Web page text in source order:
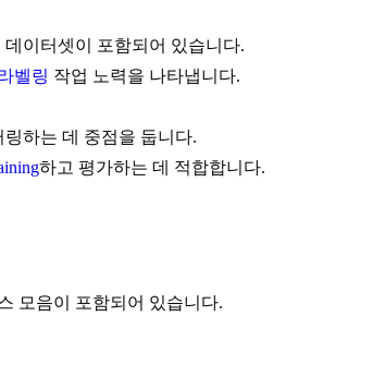
이터셋이 포함되어 있습니다.
벨링 작업 노력을 나타냅니다.
하는 데 중점을 둡니다.
하고 평가하는 데 적합합니다.
모음이 포함되어 있습니다.